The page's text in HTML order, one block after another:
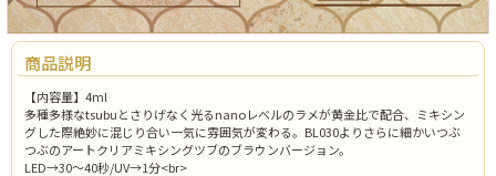
商品説明
【内容量】4ml
多種多様なtsubuとさりげなく光るnanoレベルのラメが黄金比で配合、ミキシン
グした際絶妙に混じり合い一気に雰囲気が変わる。 BL030よりさらに細かいつぶ
つぶのアートクリアミキシングツブのブラウンバージョン。
LED→30～40秒/UV→1分<br>